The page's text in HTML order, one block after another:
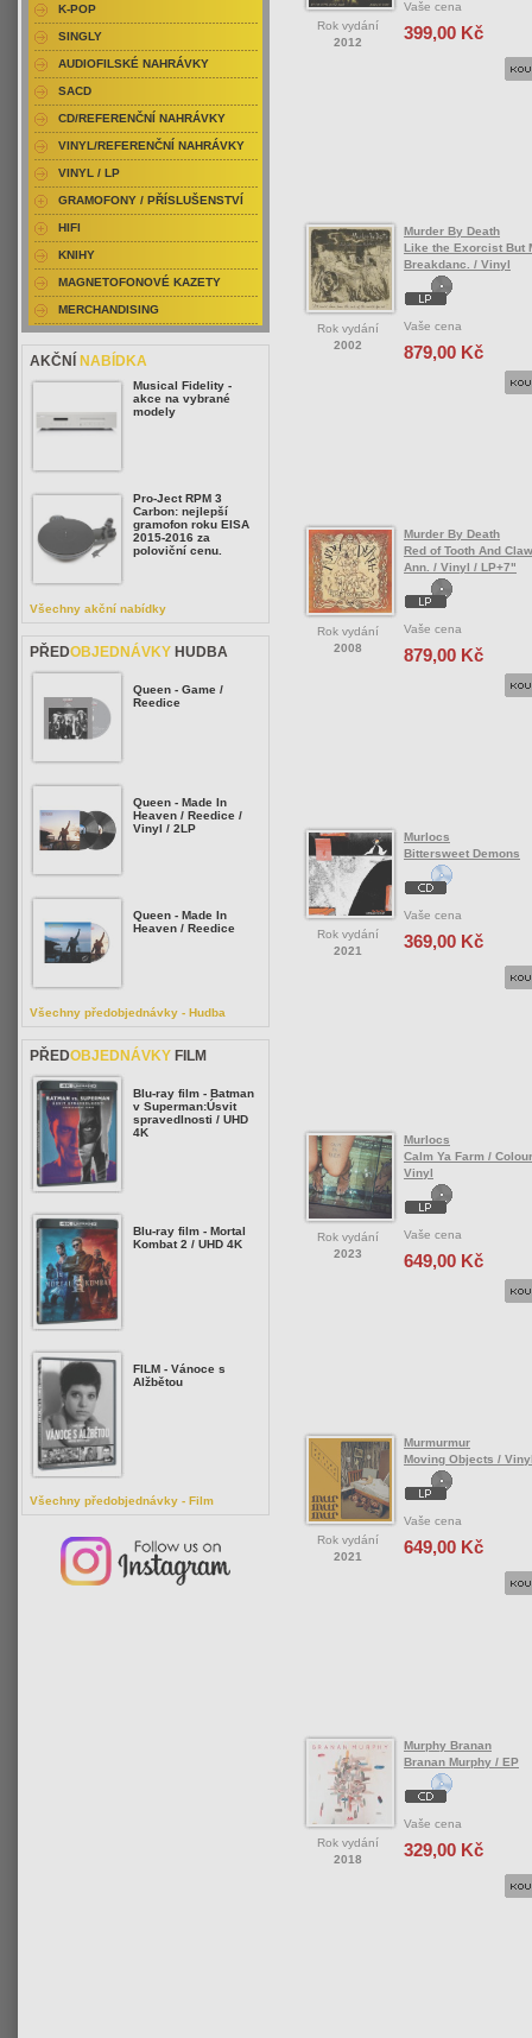
Rok vydání
2012
Vaše cena
399,00 Kč
Rok vydání
2002
Murder By Death
Like the Exorcist But
Breakdanc. / Vinyl
Vaše cena
879,00 Kč
Rok vydání
2008
Murder By Death
Red of Tooth And
Ann. / Vinyl / LP+7"
Vaše cena
879,00 Kč
Rok vydání
2021
Murlocs
Bittersweet Demons
Vaše cena
369,00 Kč
Rok vydání
2023
Murlocs
Calm Ya Farm /
Vinyl
Vaše cena
649,00 Kč
Rok vydání
2021
Murmurmur
Moving Objects /
Vaše cena
649,00 Kč
Rok vydání
2018
Murphy Branan
Branan Murphy / EP
Vaše cena
329,00 Kč
K-POP
SINGLY
AUDIOFILSKÉ NAHRÁVKY
SACD
CD/REFERENČNÍ NAHRÁVKY
VINYL/REFERENČNÍ NAHRÁVKY
VINYL / LP
GRAMOFONY / PŘÍSLUŠENSTVÍ
HIFI
KNIHY
MAGNETOFONOVÉ KAZETY
MERCHANDISING
AKČNÍ NABÍDKA
Musical Fidelity -
akce na vybrané
modely
Pro-Ject RPM 3
Carbon: nejlepší
gramofon roku EISA
2015-2016 za
poloviční cenu.
Všechny akční nabídky
PŘEDOBJEDNÁVKY HUDBA
Queen - Game /
Reedice
Queen - Made In
Heaven / Reedice /
Vinyl / 2LP
Queen - Made In
Heaven / Reedice
Všechny předobjednávky - Hudba
PŘEDOBJEDNÁVKY FILM
Blu-ray film - Batman
v Superman:Úsvit
spravedlnosti / UHD
4K
Blu-ray film - Mortal
Kombat 2 / UHD 4K
FILM - Vánoce s
Alžbětou
Všechny předobjednávky - Film